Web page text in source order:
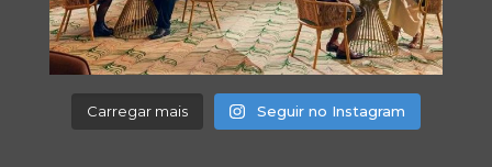
Carregar mais Seguir no Instagram